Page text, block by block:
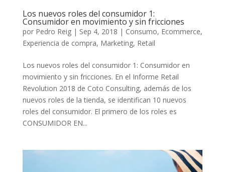
Los nuevos roles del consumidor 1:
Consumidor en movimiento y sin fricciones
por Pedro Reig| Sep 4, 2018 | Consumo, Ecommerce,
Experiencia de compra, Marketing, Retail
Los nuevos roles del consumidor 1: Consumidor en
movimiento y sin fricciones. En el Informe Retail
Revolution 2018 de Coto Consulting, además de los
nuevos roles de la tienda, se identifican 10 nuevos
roles del consumidor. El primero de los roles es
CONSUMIDOR EN...